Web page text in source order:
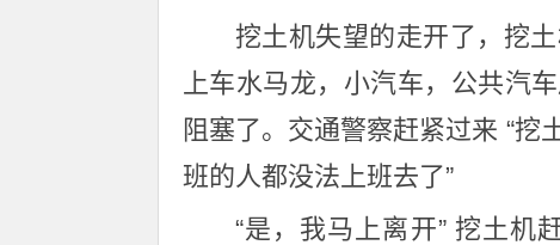
挖土机失望的走开了，挖
上车水马龙，小汽车，公共汽
阻塞了。交通警察赶紧过来 “挖
班的人都没法上班去了”
“是，我马上离开” 挖土机